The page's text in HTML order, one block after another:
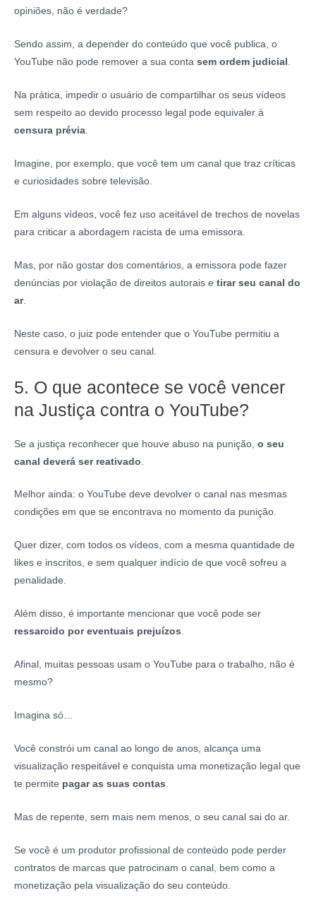
opiniões, não é verdade?
Sendo assim, a depender do conteúdo que você publica, o
YouTube não pode remover a sua conta sem ordem judicial .
Na prática, impedir o usuário de compartilhar os seus vídeos
sem respeito ao devido processo legal pode equivaler à
censura prévia.
Imagine, por exemplo, que você tem um canal que traz críticas
e curiosidades sobre televisão.
Em alguns vídeos, você fez uso aceitável de trechos de novelas
para criticar a abordagem racista de uma emissora.
Mas, por não gostar dos comentários, a emissora pode fazer
denúncias por violação de direitos autorais e tirar seu canal do
ar.
Neste caso, o juiz pode entender que o YouTube permitiu a
censura e devolver o seu canal.
5. O que acontece se você vencer
na Justiça contra o YouTube?
Se a justiça reconhecer que houve abuso na punição, o seu
canal deverá ser reativado
Melhor ainda: o YouTube deve devolver o canal nas mesmas
condições em que se encontrava no momento da punição.
Quer dizer, com todos os vídeos, com a mesma quantidade de
likes e inscritos, e sem qualquer indício de que você sofreu a
penalidade.
Além disso, é importante mencionar que você pode ser
ressarcido por eventuais prejuízos.
Afinal, muitas pessoas usam o YouTube para o trabalho, não é
mesmo?
Imagina só…
Você constrói um canal ao longo de anos, alcança uma
visualização respeitável e conquista uma monetização legal que
te permite pagar as suas contas
Mas de repente, sem mais nem menos, o seu canal sai do ar.
Se você é um produtor profissional de conteúdo pode perder
contratos de marcas que patrocinam o canal, bem como a
monetização pela visualização do seu conteúdo.